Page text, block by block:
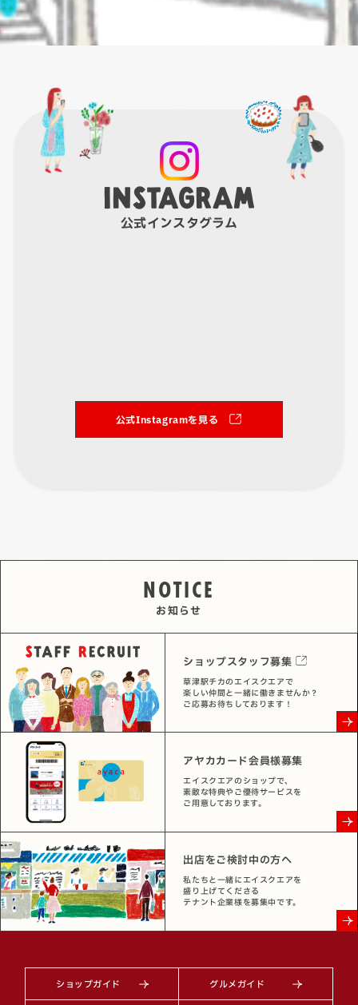
INSTAGRAM
公式インスタグラム
公式Instagramを見る
NOTICE
お知らせ
ショップスタッフ募集
草津駅チカのエイスクエアで
楽しい仲間と一緒に働きませんか？
ご応募お待ちしております！
アヤカカード会員様募集
エイスクエアのショップで、
素敵な特典やご優待サービスを
ご用意しております。
出店をご検討中の方へ
私たちと一緒にエイスクエアを
盛り上げてくださる
テナント企業様を募集中です。
ショップガイド グルメガイド